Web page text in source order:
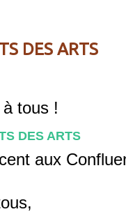
DES ARTS
tous !
DES ARTS
aux